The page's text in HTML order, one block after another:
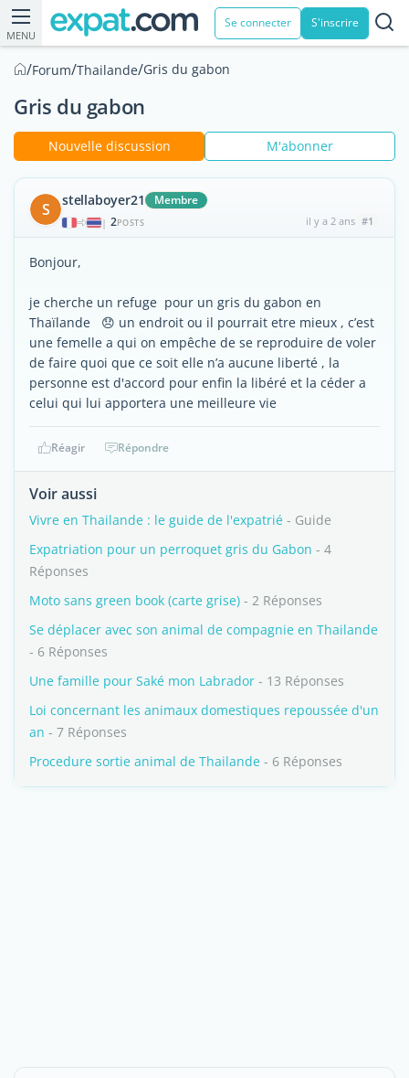
MENU
Se connecter S'inscrire
/Forum/Thailande/Gris du gabon
Gris du gabon
Nouvelle discussion M'abonner
S stellaboyer21 Membre
| 2POSTS il y a 2 ans #1
Bonjour,
je cherche un refuge pour un gris du gabon en
Thaïlande 😞 un endroit ou il pourrait etre mieux , c’est
une femelle a qui on empêche de se reproduire de voler
de faire quoi que ce soit elle n’a aucune liberté , la
personne est d'accord pour enfin la libéré et la céder a
celui qui lui apportera une meilleure vie
Réagir Répondre
Voir aussi
Vivre en Thailande : le guide de l'expatrié - Guide
Expatriation pour un perroquet gris du Gabon - 4
Réponses
Moto sans green book (carte grise) - 2 Réponses
Se déplacer avec son animal de compagnie en Thailande
- 6 Réponses
Une famille pour Saké mon Labrador - 13 Réponses
Loi concernant les animaux domestiques repoussée d'un
an - 7 Réponses
Procedure sortie animal de Thailande - 6 Réponses